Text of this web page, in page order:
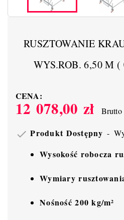
RUSZTOWANIE
WYS.ROB. 6,50 M
CENA:
12 078,00 zł Brutto
 Produkt Dostępny
Wysokość robocza
Wymiary
Nośność 200 kg/m²